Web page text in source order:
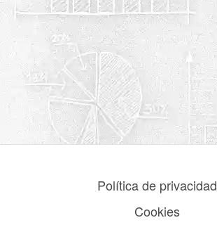
Política de privacidad
Cookies